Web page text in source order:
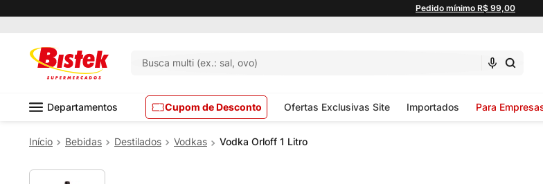
Pedido mínimo R$ 99,00
Busca multi (ex.: sal, ovo)
Departamentos Cupom de Desconto Ofertas Exclusivas Site Importados Para
Bebidas Destilados Vodkas Vodka Orloff 1 Litro